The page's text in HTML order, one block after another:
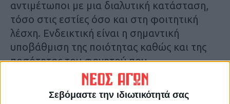
Σεβόμαστε την ιδιωτικότητά σας
αντιμέτωποι με μια διαλυτική κατάσταση,
τόσο στις εστίες όσο και στη φοιτητική
λέσχη. Ενδεικτική είναι η σημαντική
υποβάθμιση της ποιότητας καθώς και της
ποσότητας του φαγητού που
καταναλώνουμε καθημερινά. Τα δωμάτια
των εστιών δεν επαρκούν ούτε για το 5%